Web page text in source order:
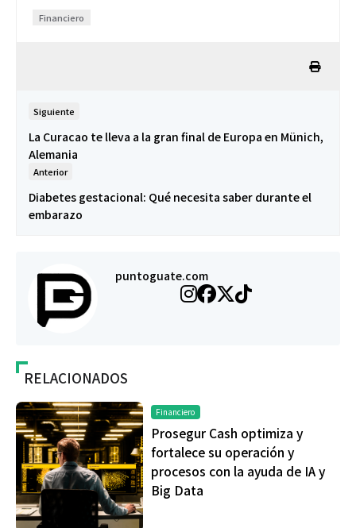
Financiero
Siguiente
La Curacao te lleva a la gran final de Europa en Münich,
Alemania
Anterior
Diabetes gestacional: Qué necesita saber durante el
embarazo
puntoguate.com
RELACIONADOS
Financiero
Prosegur Cash optimiza y
fortalece su operación y
procesos con la ayuda de IA y
Big Data